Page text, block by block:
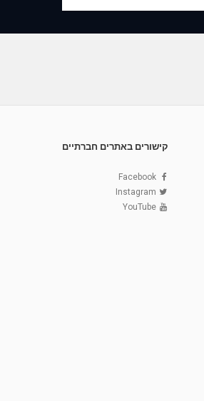
קישורים באתרים חברתיים
Facebook
Instagram
YouTube